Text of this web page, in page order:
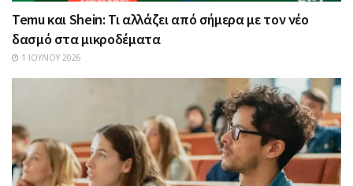
Temu και Shein: Τι αλλάζει από σήμερα με τον νέο
δασμό στα μικροδέματα
1 ΙΟΥΛΊΟΥ 2026